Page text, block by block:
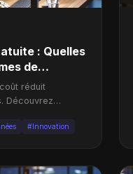
: Quelles
de
réduit
Découvrez
#Innovation